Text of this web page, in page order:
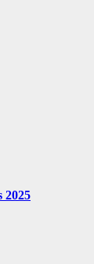
2025